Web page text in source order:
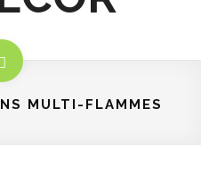
MULTI-FLAMMES